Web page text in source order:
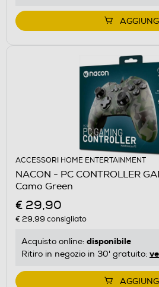
ACCESSORI HOME ENTERTAINMENT
NACON - PC CONTROLLER
Camo Green
€ 29,90
€ 29,99 consigliato
Acquisto online: disponibile
Ritiro in negozio in 30' gratuito: